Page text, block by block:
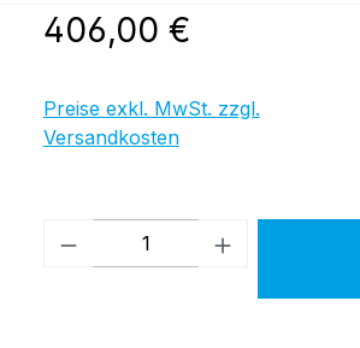
Regulärer Preis:
406,00 €
Preise exkl. MwSt. zzgl.
Versandkosten
Produkt Anzahl: Gib